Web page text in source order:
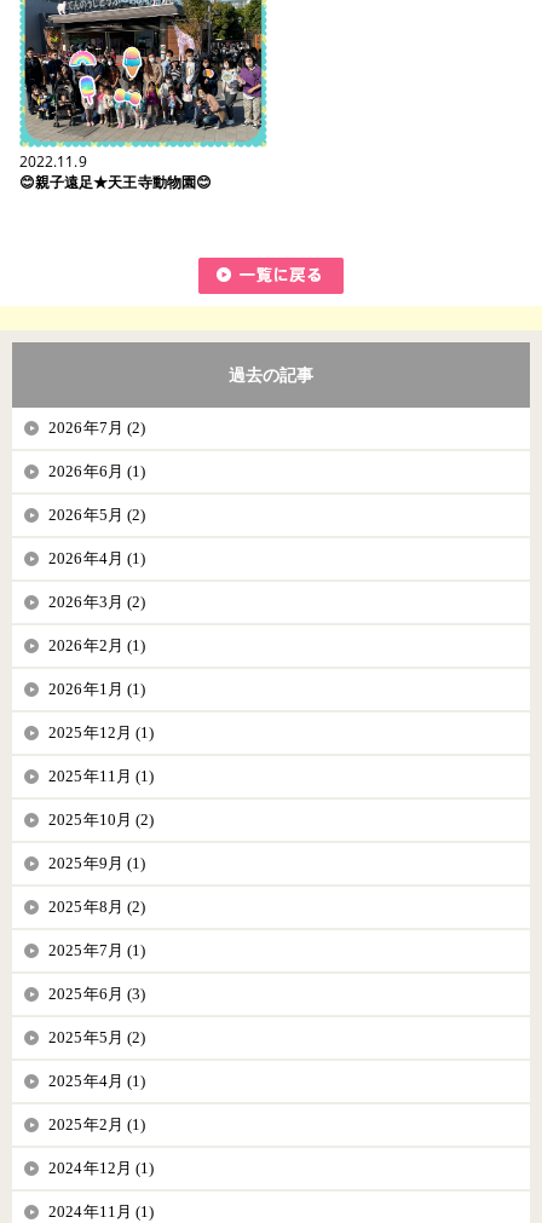
2022.11.9
😊親子遠足★天王寺動物園😊
過去の記事
2026年7月 (2)
2026年6月 (1)
2026年5月 (2)
2026年4月 (1)
2026年3月 (2)
2026年2月 (1)
2026年1月 (1)
2025年12月 (1)
2025年11月 (1)
2025年10月 (2)
2025年9月 (1)
2025年8月 (2)
2025年7月 (1)
2025年6月 (3)
2025年5月 (2)
2025年4月 (1)
2025年2月 (1)
2024年12月 (1)
2024年11月 (1)